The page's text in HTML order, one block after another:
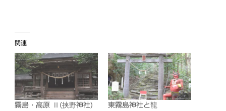
み
中…
関連
霧島・高原 Ⅱ(挟野神社)
東霧島神社と龍